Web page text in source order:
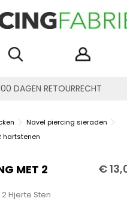
DAGEN RETOURRECHT
Navel piercing sieraden
hartstenen
MET 2 €